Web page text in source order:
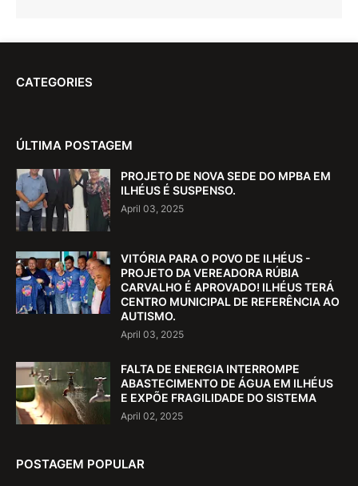
CATEGORIES
ÚLTIMA POSTAGEM
PROJETO DE NOVA SEDE DO MPBA EM
ILHÉUS É SUSPENSO.
April 03, 2025
VITÓRIA PARA O POVO DE ILHÉUS -
PROJETO DA VEREADORA RÚBIA
CARVALHO É APROVADO! ILHÉUS TERÁ
CENTRO MUNICIPAL DE REFERÊNCIA AO
AUTISMO.
April 03, 2025
FALTA DE ENERGIA INTERROMPE
ABASTECIMENTO DE ÁGUA EM ILHÉUS
E EXPÕE FRAGILIDADE DO SISTEMA
April 02, 2025
POSTAGEM POPULAR